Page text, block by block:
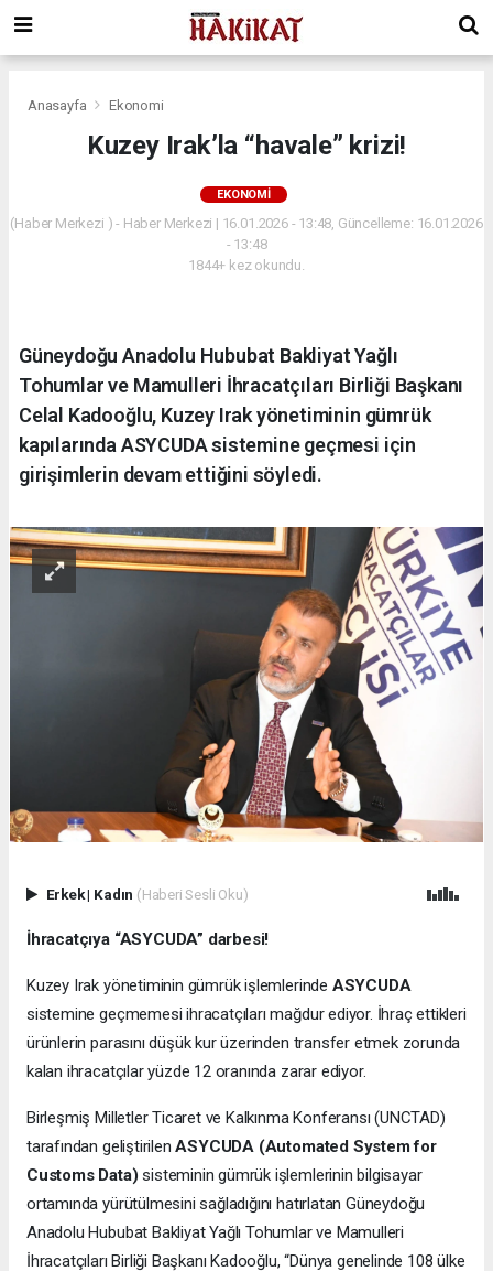
Anasayfa Ekonomi
Kuzey Irak’la “havale” krizi!
EKONOMI
(Haber Merkezi ) - Haber Merkezi | 16.01.2026 - 13:48, Güncelleme: 16.01.2026
- 13:48
1844+ kez okundu.
Güneydoğu Anadolu Hububat Bakliyat Yağlı
Tohumlar ve Mamulleri İhracatçıları Birliği Başkanı
Celal Kadooğlu, Kuzey Irak yönetiminin gümrük
kapılarında ASYCUDA sistemine geçmesi için
girişimlerin devam ettiğini söyledi.
Erkek| Kadın (Haberi Sesli Oku)
İhracatçıya “ASYCUDA” darbesi!
Kuzey Irak yönetiminin gümrük işlemlerinde ASYCUDA
sistemine geçmemesi ihracatçıları mağdur ediyor. İhraç ettikleri
ürünlerin parasını düşük kur üzerinden transfer etmek zorunda
kalan ihracatçılar yüzde 12 oranında zarar ediyor.
Birleşmiş Milletler Ticaret ve Kalkınma Konferansı (UNCTAD)
tarafından geliştirilenASYCUDA (Automated System for
Customs Data) sisteminin gümrük işlemlerinin bilgisayar
ortamında yürütülmesini sağladığını hatırlatan Güneydoğu
Anadolu Hububat Bakliyat Yağlı Tohumlar ve Mamulleri
İhracatçıları Birliği Başkanı Kadooğlu, “Dünya genelinde 108 ülke